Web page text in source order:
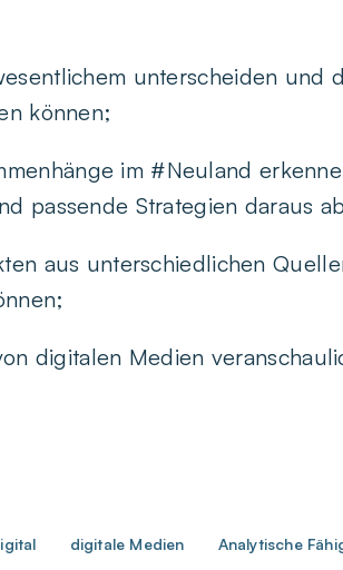
unterscheiden und
können;
im #Neuland
passende Strategien daraus
aus unterschiedlichen
digitalen Medien
digitale Medien Analytische